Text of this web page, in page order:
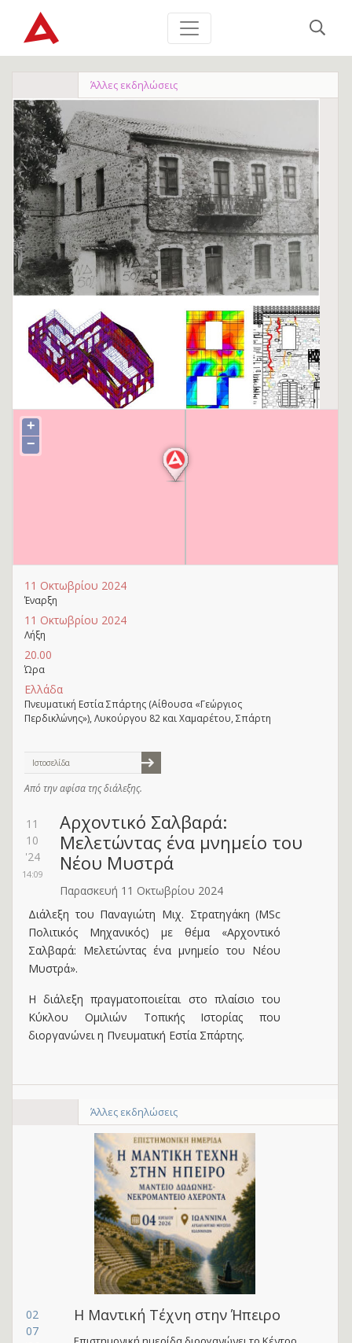
Άλλες εκδηλώσεις
+
−
11 Οκτωβρίου 2024
Έναρξη
11 Οκτωβρίου 2024
Λήξη
20.00
Ώρα
Ελλάδα
Πνευματική Εστία Σπάρτης (Αίθουσα «Γεώργιος
Περδικλώνης»), Λυκούργου 82 και Χαμαρέτου, Σπάρτη
Ιστοσελίδα
Από την αφίσα της διάλεξης.
11
10
'24
14:09
Αρχοντικό Σαλβαρά:
Μελετώντας ένα μνημείο του
Νέου Μυστρά
Παρασκευή 11 Οκτωβρίου 2024
Διάλεξη του Παναγιώτη Μιχ. Στρατηγάκη (MSc
Πολιτικός Μηχανικός) με θέμα «Αρχοντικό
Σαλβαρά: Μελετώντας ένα μνημείο του Νέου
Μυστρά».
Η διάλεξη πραγματοποιείται στο πλαίσιο του
Κύκλου Ομιλιών Τοπικής Ιστορίας που
διοργανώνει η Πνευματική Εστία Σπάρτης.
Άλλες εκδηλώσεις
02
07
Η Μαντική Τέχνη στην Ήπειρο